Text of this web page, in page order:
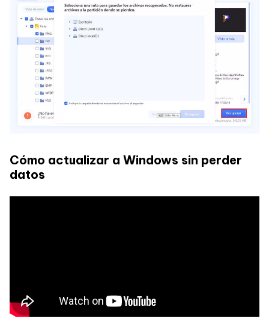
Cómo actualizar a Windows sin perder
datos